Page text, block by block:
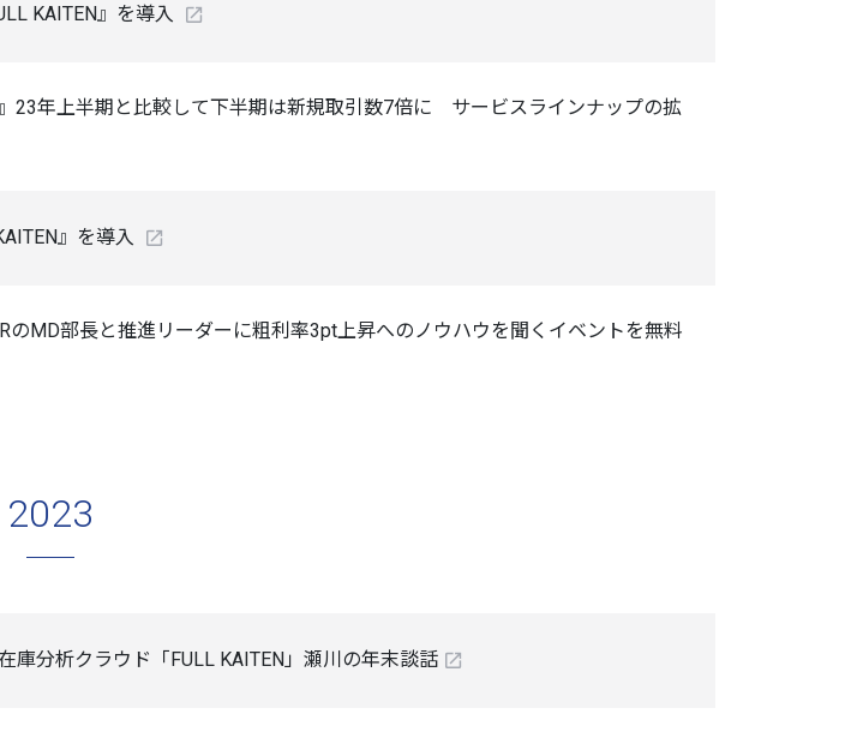
KAITEN』を導入
23年上半期と比較して下半期は新規取引数7倍に サービスラインナップの拡
』を導入
のMD部長と推進リーダーに粗利率3pt上昇へのノウハウを聞くイベントを無料
2023
庫分析クラウド「FULL KAITEN」瀬川の年末談話